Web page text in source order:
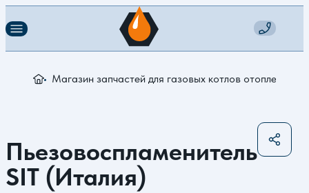
Магазин запчастей для газовых котлов отопления
Пьезовоспламенитель
SIT (Италия)